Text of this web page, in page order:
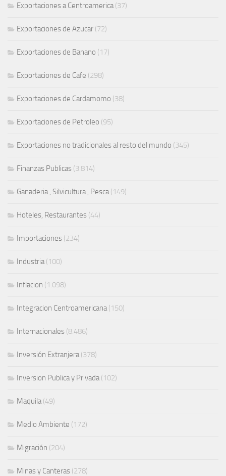
Exportaciones a Centroamerica(37)
Exportaciones de Azucar (72)
Exportaciones de Banano (17)
Exportaciones de Cafe (298)
Exportaciones de Cardamomo (38)
Exportaciones de Petroleo (95)
Exportaciones no tradicionales al resto del mundo (345)
Finanzas Publicas (3.814)
Ganaderia , Silvicultura , Pesca(149)
Hoteles, Restaurantes (44)
Importaciones (234)
Industria(100)
Inflacion (1.098)
Integracion Centroamericana(150)
Internacionales (8.486)
Inversión Extranjera(378)
Inversion Publica y Privada(102)
Maquila(49)
Medio Ambiente (172)
Migración (204)
Minas y Canteras (278)